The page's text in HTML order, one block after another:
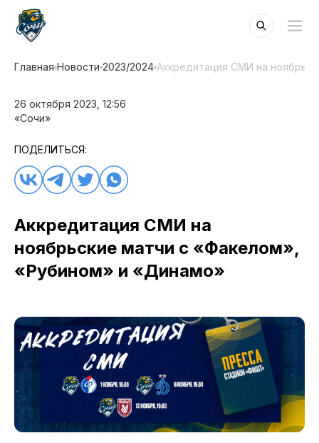
Главная Новости 2023/2024 Аккредитация СМИ на
26 октября 2023, 12:56
«Сочи»
ПОДЕЛИТЬСЯ:
Аккредитация СМИ на
ноябрьские матчи с «Факелом»,
«Рубином» и «Динамо»